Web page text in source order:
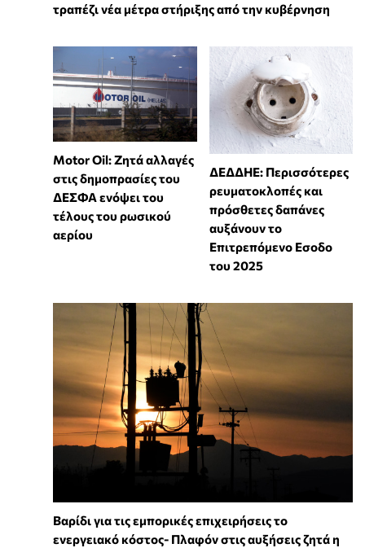
τραπέζι νέα μέτρα στήριξης από την κυβέρνηση
Motor Oil: Ζητά αλλαγές
στις δημοπρασίες του
ΔΕΣΦΑ ενόψει του
τέλους του ρωσικού
αερίου
ΔΕΔΔΗΕ: Περισσότερες
ρευματοκλοπές και
πρόσθετες δαπάνες
αυξάνουν το
Επιτρεπόμενο Εσοδο
του 2025
Βαρίδι για τις εμπορικές επιχειρήσεις το
ενεργειακό κόστος- Πλαφόν στις αυξήσεις ζητά η